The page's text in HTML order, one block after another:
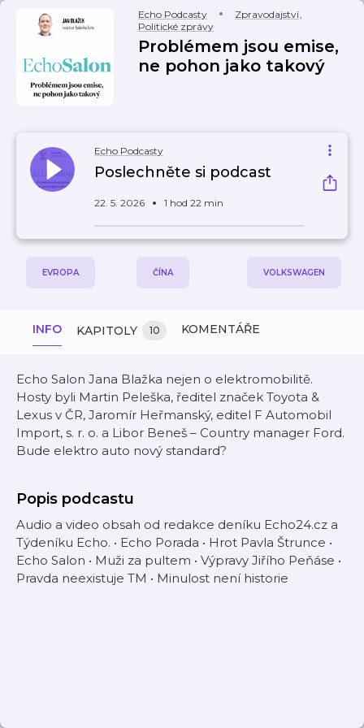
Echo Podcasty Zpravodajství,
Politické zprávy
Problémem jsou emise,
ne pohon jako takový
Echo Podcasty
Poslechněte si podcast
22. 5. 2026 1 hod 22 min
EVROPA ČÍNA VOLKSWAGEN
INFO KAPITOLY 10 KOMENTÁŘE
Echo Salon Jana Blažka nejen o elektromobilitě.
Hosty byli Martin Peleška, ředitel značek Toyota &
Lexus v ČR, Jaromír Heřmanský, editel F Automobil
Import, s. r. o. a Libor Beneš – Country manager Ford.
Bude elektro auto nový standard?
Popis podcastu
Audio a video obsah od redakce deníku Echo24.cz a
Týdeníku Echo. • Echo Porada • Hrot Pavla Štrunce •
Echo Salon • Muži za pultem • Výpravy Jiřího Peňáse •
Pravda neexistuje TM • Minulost není historie